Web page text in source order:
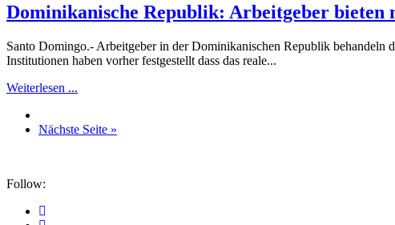
Dominikanische Republik: Arbeitgeber bieten
Santo Domingo.- Arbeitgeber in der Dominikanischen Republik behandeln
Institutionen haben vorher festgestellt dass das reale...
Weiterlesen ...
Nächste Seite »
Follow: